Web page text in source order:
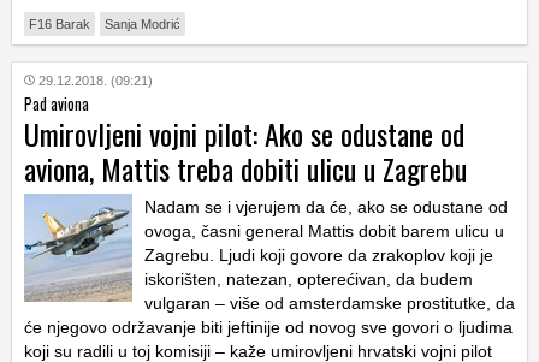
F16 Barak Sanja Modrić
29.12.2018. (09:21)
Pad aviona
Umirovljeni vojni pilot: Ako se odustane od
aviona, Mattis treba dobiti ulicu u Zagrebu
Nadam se i vjerujem da će, ako se odustane od
ovoga, časni general Mattis dobit barem ulicu u
Zagrebu. Ljudi koji govore da zrakoplov koji je
iskorišten, natezan, opterećivan, da budem
vulgaran – više od amsterdamske prostitutke, da
će njegovo održavanje biti jeftinije od novog sve govori o ljudima
koji su radili u toj komisiji – kaže umirovljeni hrvatski vojni pilot